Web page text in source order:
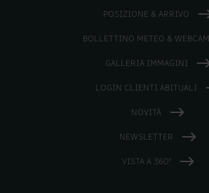
POSIZIONE & ARRIVO
BOLLETTINO METEO & WEBCAM
GALLERIA IMMAGINI
LOGIN CLIENTI ABITUALI
NOVITÀ
NEWSLETTER
VISTA A 360°